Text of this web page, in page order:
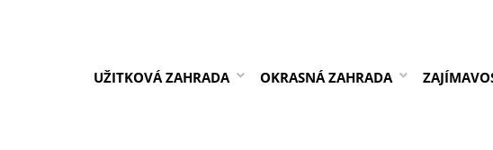
UŽITKOVÁ ZAHRADA OKRASNÁ ZAHRADA